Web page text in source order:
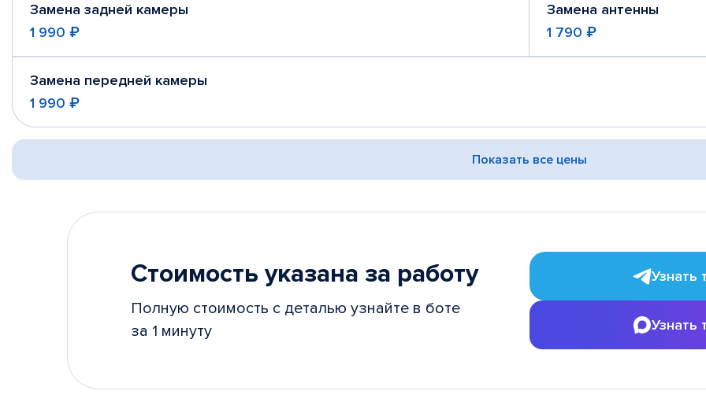
Замена задней камеры
1 990 ₽
Замена антенны
1 790 ₽
Замена передней камеры
1 990 ₽
Показать все цены
Стоимость указана за работу
Полную стоимость с деталью узнайте в боте
за 1 минуту
Узнать
Узнать